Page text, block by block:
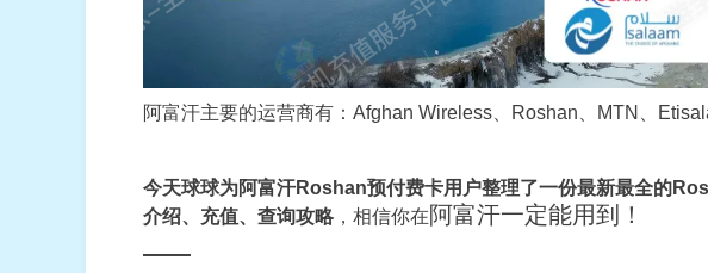
阿富汗主要的运营商有：Afghan Wireless、Roshan、MTN、
今天球球为阿富汗Roshan预付费卡用户整理了一份最新最全的
介绍、充值、查询攻略 ， 相信你在阿富汗一定能用到！
——